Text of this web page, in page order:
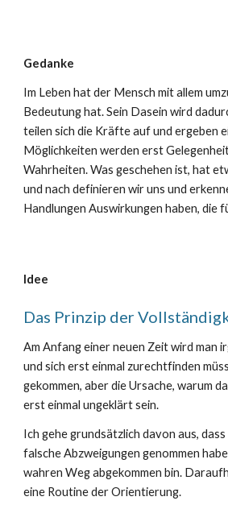
Gedanke
Im Leben hat der Mensch mit allem
Bedeutung hat. Sein Dasein wird
teilen sich die Kräfte auf und ergeben
Möglichkeiten werden erst
Wahrheiten. Was geschehen ist, hat
und nach definieren wir uns und
Handlungen Auswirkungen haben, die
Idee
Das Prinzip der
Am Anfang einer neuen Zeit wird man
und sich erst einmal zurechtfinden
gekommen, aber die Ursache, warum
erst einmal ungeklärt sein.
Ich gehe grundsätzlich davon aus,
falsche Abzweigungen genommen
wahren Weg abgekommen bin.
eine Routine der Orientierung.